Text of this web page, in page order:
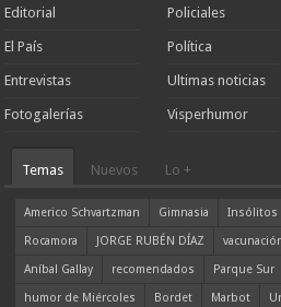
Editorial
El País
Entrevistas
Fotogalerías
Policiales
Política
Ultimas noticias
Visperhumor
Temas Nuevos Lo +
Americo Schvartzman Gimnasia Insólitos
Rocamora
JORGE RUBÉN DÍAZ
Aníbal Gallay
recomendados Parque Sur
humor de Miércoles
Bordet Marbot